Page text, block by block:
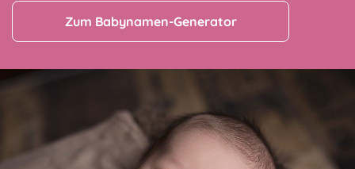
Zum Babynamen-Generator